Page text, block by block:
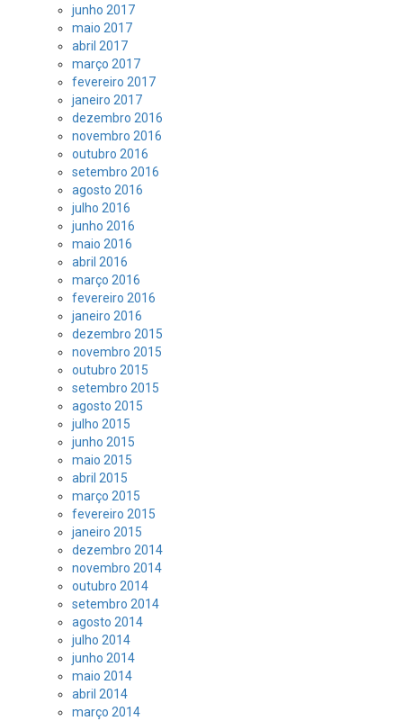
junho 2017
maio 2017
abril 2017
março 2017
fevereiro 2017
janeiro 2017
dezembro 2016
novembro 2016
outubro 2016
setembro 2016
agosto 2016
julho 2016
junho 2016
maio 2016
abril 2016
março 2016
fevereiro 2016
janeiro 2016
dezembro 2015
novembro 2015
outubro 2015
setembro 2015
agosto 2015
julho 2015
junho 2015
maio 2015
abril 2015
março 2015
fevereiro 2015
janeiro 2015
dezembro 2014
novembro 2014
outubro 2014
setembro 2014
agosto 2014
julho 2014
junho 2014
maio 2014
abril 2014
março 2014